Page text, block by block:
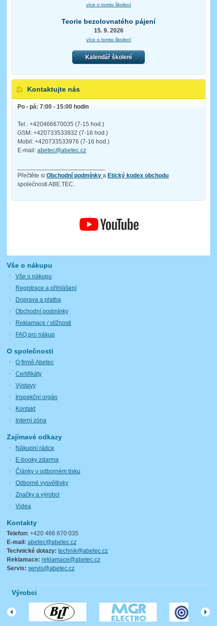
více o tomto školení
Teorie bezolovnatého pájení
15. 9. 2026
více o tomto školení
Kalendář školení
Kontaktujte nás
Po - pá: 7:00 - 15:00 hodin
Tel.: +420466670035 (7-15 hod.)
GSM: +420733533932 (7-16 hod.)
Mobil: +420733533976 (7-16 hod.)
E-mail: abetec@abetec.cz
Přečtěte si Obchodní podmínky a Etický kodex obchodu
společnosti ABE.TEC.
Vše o nákupu
Vše o nákupu
Registrace a přihlášení
Doprava a platba
Obchodní podmínky
Reklamace / stížnosti
FAQ pro nákup
O společnosti
O firmě Abetec
Certifikáty
Výstavy
Inspekční orgán
Kontakt
Interní zóna
Zajímavé odkazy
Nákupní rádce
E-booky zdarma
Články v odborném tisku
Odborné vysvětlivky
Značky a výrobci
Videa
Kontakty
Telefon: +420 466 670 035
E-mail: abetec@abetec.cz
Technické dotazy: technik@abetec.cz
Reklamace: reklamace@abetec.cz
Servis: servis@abetec.cz
Výrobci